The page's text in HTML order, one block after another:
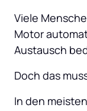
Viele
Motor
Austausch
Doch das
In den